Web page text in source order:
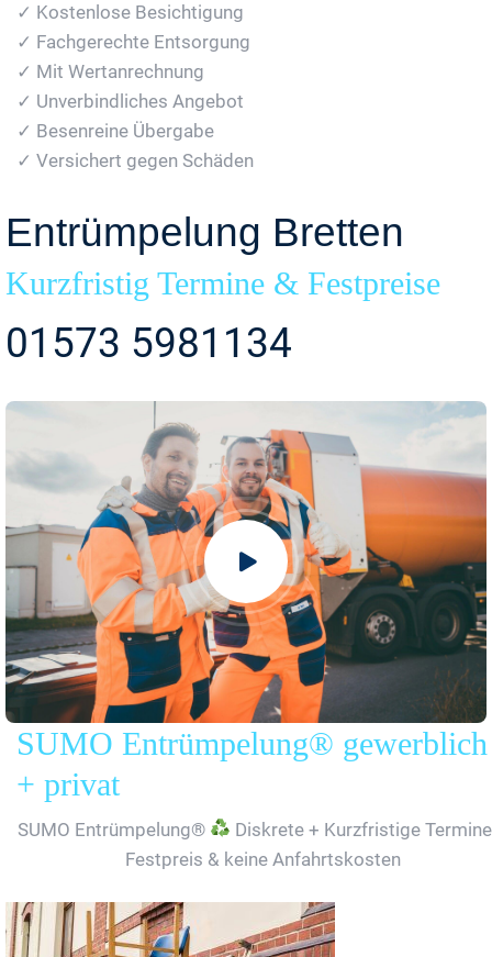
✓ Kostenlose Besichtigung
✓ Fachgerechte Entsorgung
✓ Mit Wertanrechnung
✓ Unverbindliches Angebot
✓ Besenreine Übergabe
✓ Versichert gegen Schäden
Entrümpelung Bretten
Kurzfristig Termine & Festpreise
01573 5981134
SUMO Entrümpelung® gewerblich
+ privat
SUMO Entrümpelung®
Diskrete + Kurzfristige
Festpreis & keine Anfahrtskosten